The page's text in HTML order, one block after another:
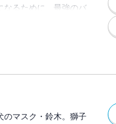
なるために、最強のバ
そして最終試験当
のマスク・鈴木。獅子